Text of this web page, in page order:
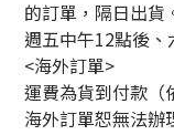
的訂單，隔日出貨
週五中午12點後、
<海外訂單>
運費為貨到付款（
海外訂單恕無法辦